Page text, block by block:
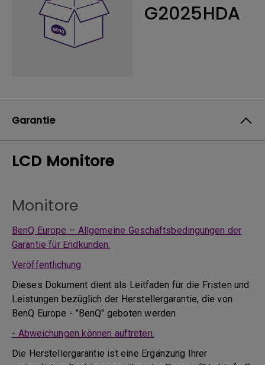
G2025HDA
Garantie
LCD Monitore
Monitore
BenQ Europe – Allgemeine Geschäftsbedingungen der
Garantie für Endkunden.
Veröffentlichung
Dieses Dokument dient als Leitfaden für die Fristen und
Leistungen bezüglich der Herstellergarantie, die von
BenQ Europe - "BenQ" geboten werden
- Abweichungen können auftreten.
Die Herstellergarantie ist eine Ergänzung Ihrer